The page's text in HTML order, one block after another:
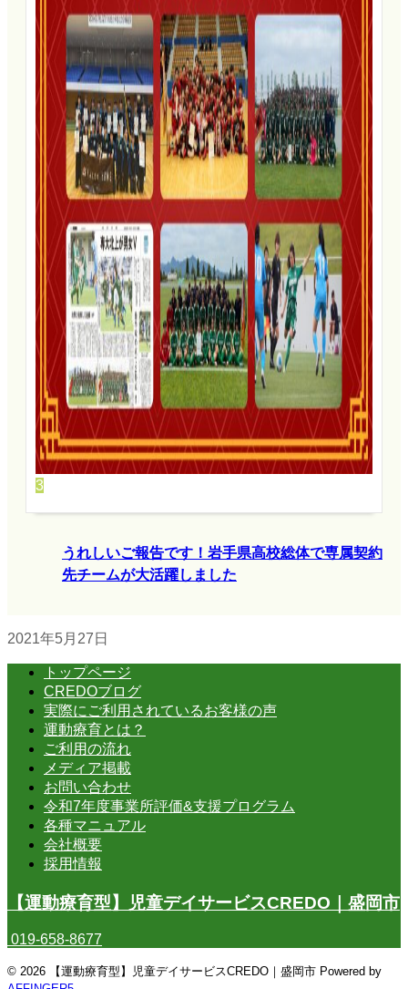
3
うれしいご報告です！岩手県高校総体で専属契約
先チームが大活躍しました
2021年5月27日
トップページ
CREDOブログ
実際にご利用されているお客様の声
運動療育とは？
ご利用の流れ
メディア掲載
お問い合わせ
令和7年度事業所評価&支援プログラム
各種マニュアル
会社概要
採用情報
【運動療育型】児童デイサービスCREDO｜盛岡市
019-658-8677
© 2026 【運動療育型】児童デイサービスCREDO｜盛岡市 Powered by